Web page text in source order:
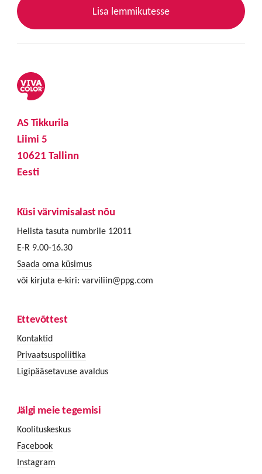
Lisa lemmikutesse
AS Tikkurila
Liimi 5
10621 Tallinn
Eesti
Küsi värvimisalast nõu
Helista tasuta numbrile 12011
E-R 9.00-16.30
Saada oma küsimus
või kirjuta e-kiri: varviliin@ppg.com
Ettevõttest
Kontaktid
Privaatsuspoliitika
Ligipääsetavuse avaldus
Jälgi meie tegemisi
Koolituskeskus
Facebook
Instagram